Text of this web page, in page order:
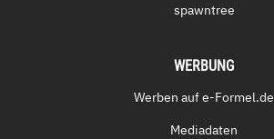
spawntree
WERBUNG
Werben auf e-Formel.de
Mediadaten